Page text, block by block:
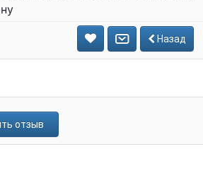
Назад
отзыв